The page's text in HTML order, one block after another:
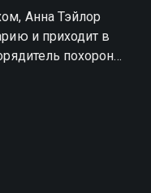
Анна Тэйлор
и приходит в
похорон
ему необходимо